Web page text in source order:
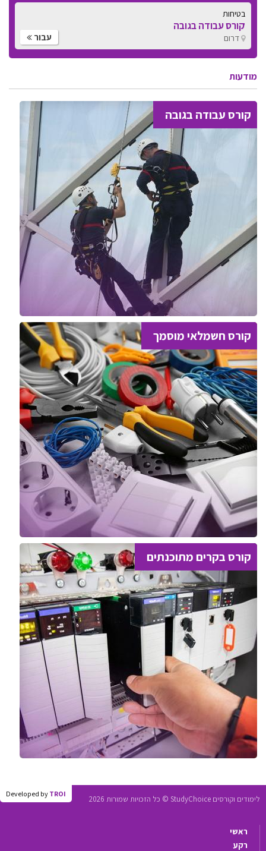
בטיחות
קורס עבודה בגובה
דרום עבור
מודעות
קורס עבודה בגובה
קורס חשמלאי מוסמך
קורס בקרים מתוכנתים
Developed by TROI
לימודים וקורסים StudyChoice © כל הזכויות שמורות 2026
ראשי
רקע